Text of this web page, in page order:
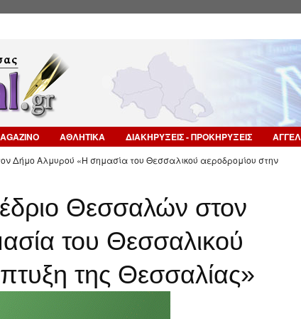
ΑΘΛΗΤΙΚΑ ΔΙΑΚΗΡΥΞΕΙΣ - ΠΡΟΚΗΡΥΞΕΙΣ
Δήμο Αλμυρού «Η σημασία του Θεσσαλικού αεροδρομίου στην
Θεσσαλών στον
του Θεσσαλικού
της Θεσσαλίας»